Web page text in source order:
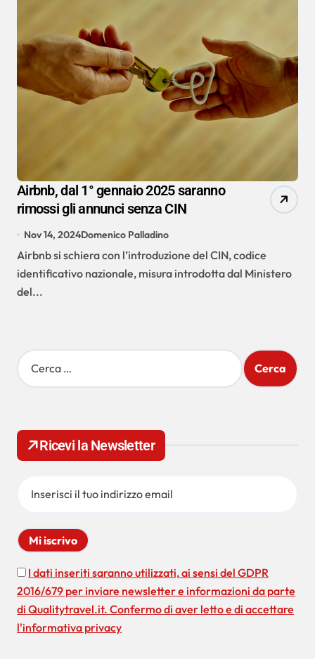
Airbnb, dal 1° gennaio 2025 saranno
rimossi gli annunci senza CIN
Nov 14, 2024Domenico Palladino
Airbnb si schiera con l’introduzione del CIN, codice
identificativo nazionale, misura introdotta dal Ministero
del...
R
i
c
p
Ricevi la Newsletter
I dati inseriti saranno utilizzati, ai sensi del GDPR
2016/679 per inviare newsletter e informazioni da parte
di Qualitytravel.it. Confermo di aver letto e di accettare
l'informativa privacy